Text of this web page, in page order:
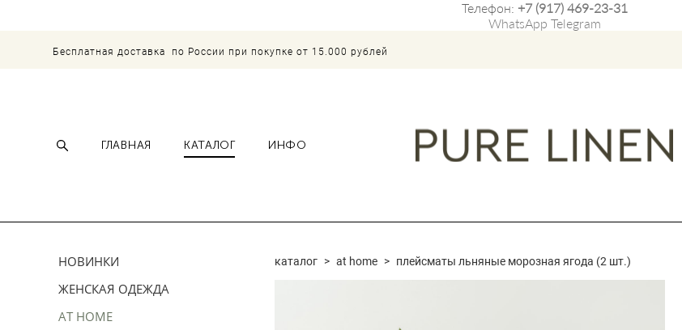
Телефон: +7 (917) 469-23-31
WhatsApp Telegram
Бесплатная доставка по России при покупке от 15.000 рублей
ГЛАВНАЯ КАТАЛОГ ИНФО
НОВИНКИ
ЖЕНСКАЯ ОДЕЖДА
AT HOME
каталог > at home > плейсматы льняные морозная ягода (2 шт.)